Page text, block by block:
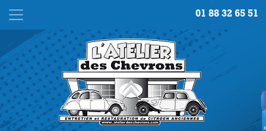
01 88 32 65 51